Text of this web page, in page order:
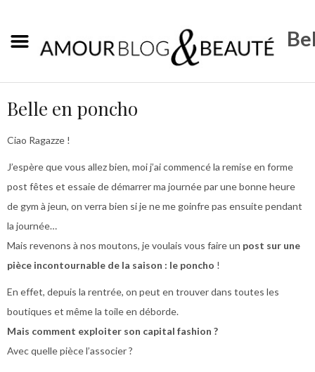
Belle en poncho
Ciao Ragazze !
J’espère que vous allez bien, moi j’ai commencé la remise en forme
post fêtes et essaie de démarrer ma journée par une bonne heure
de gym à jeun, on verra bien si je ne me goinfre pas ensuite pendant
la journée…
Mais revenons à nos moutons, je voulais vous faire un post sur une
pièce incontournable de la saison : le poncho !
En effet, depuis la rentrée, on peut en trouver dans toutes les
boutiques et même la toile en déborde.
Mais comment exploiter son capital fashion ?
Avec quelle pièce l’associer ?